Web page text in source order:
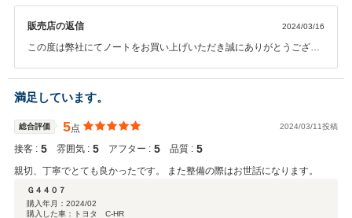
販売店の返信 2024/03/16
この度は弊社にてノートをお買い上げいただき誠にありがとうござい
またのご来店を心よりお待ちしております。
満足しています。
総合評価 5点 2024/03/11投稿
接客 : 5 雰囲気 : 5 アフター : 5 品質 : 5
親切、丁寧でとても良かったです。 また整備の際はお世話になります。
Ｇ４４０７
購入年月： 2024/02
購入した車：トヨタ C-HR